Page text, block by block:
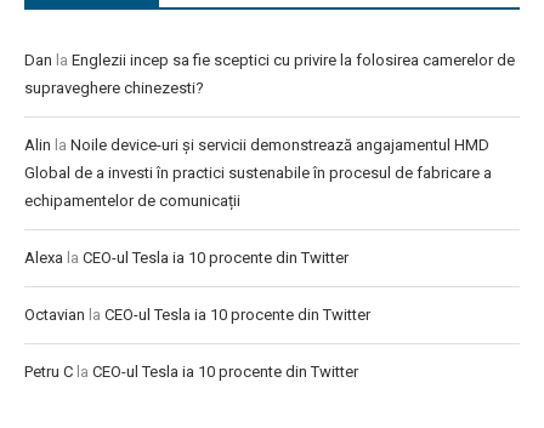
Dan la Englezii incep sa fie sceptici cu privire la folosirea camerelor de
supraveghere chinezesti?
Alin la Noile device-uri și servicii demonstrează angajamentul HMD
Global de a investi în practici sustenabile în procesul de fabricare a
echipamentelor de comunicații
Alexa la CEO-ul Tesla ia 10 procente din Twitter
Octavian la CEO-ul Tesla ia 10 procente din Twitter
Petru C la CEO-ul Tesla ia 10 procente din Twitter